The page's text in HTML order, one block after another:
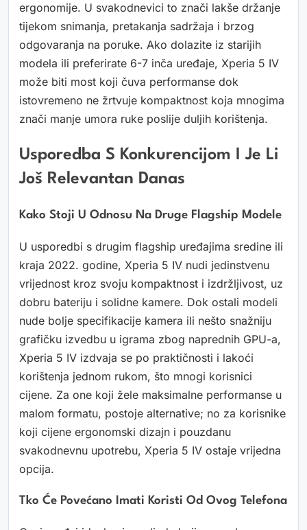
ergonomije. U svakodnevici to znači lakše držanje
tijekom snimanja, pretakanja sadržaja i brzog
odgovaranja na poruke. Ako dolazite iz starijih
modela ili preferirate 6-7 inča uređaje, Xperia 5 IV
može biti most koji čuva performanse dok
istovremeno ne žrtvuje kompaktnost koja mnogima
znači manje umora ruke poslije duljih korištenja.
Usporedba S Konkurencijom I Je Li
Još Relevantan Danas
Kako Stoji U Odnosu Na Druge Flagship Modele
U usporedbi s drugim flagship uređajima sredine ili
kraja 2022. godine, Xperia 5 IV nudi jedinstvenu
vrijednost kroz svoju kompaktnost i izdržljivost, uz
dobru bateriju i solidne kamere. Dok ostali modeli
nude bolje specifikacije kamera ili nešto snažniju
grafičku izvedbu u igrama zbog naprednih GPU-a,
Xperia 5 IV izdvaja se po praktičnosti i lakoći
korištenja jednom rukom, što mnogi korisnici
cijene. Za one koji žele maksimalne performanse u
malom formatu, postoje alternative; no za korisnike
koji cijene ergonomski dizajn i pouzdanu
svakodnevnu upotrebu, Xperia 5 IV ostaje vrijedna
opcija.
Tko Će Povećano Imati Koristi Od Ovog Telefona